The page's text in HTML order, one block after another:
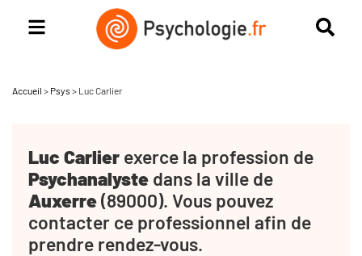
Accueil > Psys > Luc Carlier
Luc Carlier exerce la profession de
Psychanalyste dans la ville de
Auxerre(89000). Vous pouvez
contacter ce professionnel afin de
prendre rendez-vous.